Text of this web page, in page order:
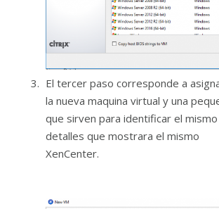
El tercer paso corresponde a
la nueva maquina virtual y una
que sirven para identificar el
detalles que mostrara el mismo